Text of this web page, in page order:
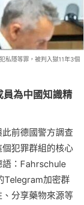
私隱等罪，被判入獄11年3個
為中國知識精
前德國警方調查
犯罪群組的核心
語：Fahrschule
加密群
分享藥物來源等